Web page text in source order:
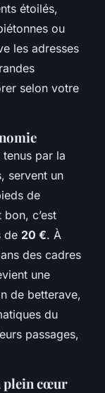
étoilés,
ou
les adresses
selon votre
par la
servent un
de
c’est
de 20 €. À
des cadres
une
de betterave,
du
passages,
plein cœur